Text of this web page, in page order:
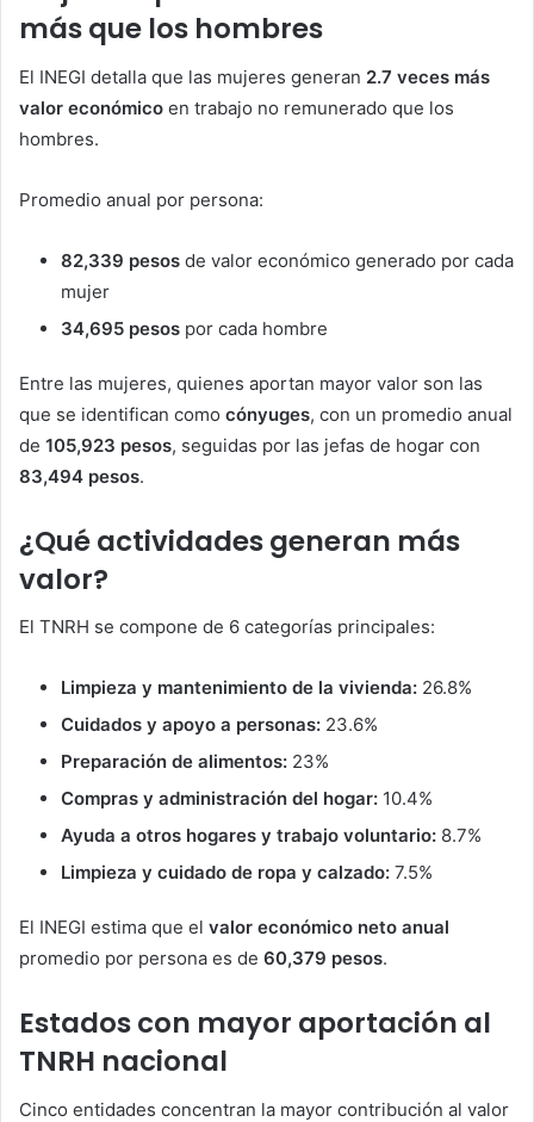
más que los hombres
El INEGI detalla que las mujeres generan 2.7 veces más
valor económico en trabajo no remunerado que los
hombres.
Promedio anual por persona:
82,339 pesos de valor económico generado por cada
mujer
34,695 pesos por cada hombre
Entre las mujeres, quienes aportan mayor valor son las
que se identifican como cónyuges, con un promedio anual
de 105,923 pesos, seguidas por las jefas de hogar con
83,494 pesos.
¿Qué actividades generan más
valor?
El TNRH se compone de 6 categorías principales:
Limpieza y mantenimiento de la vivienda: 26.8%
Cuidados y apoyo a personas: 23.6%
Preparación de alimentos: 23%
Compras y administración del hogar: 10.4%
Ayuda a otros hogares y trabajo voluntario: 8.7%
Limpieza y cuidado de ropa y calzado: 7.5%
El INEGI estima que el valor económico neto anual
promedio por persona es de 60,379 pesos.
Estados con mayor aportación al
TNRH nacional
Cinco entidades concentran la mayor contribución al valor